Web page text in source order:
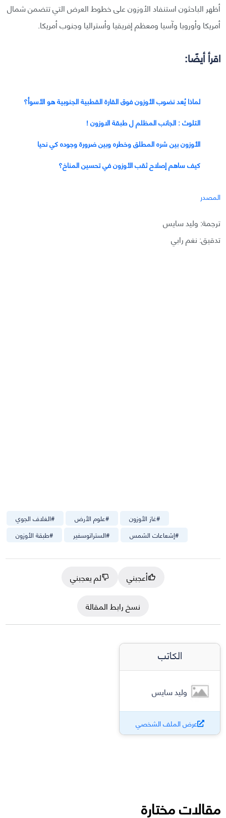
أظهر الباحثون استنفاد الأوزون على خطوط العرض التي تتضمن شمال
أمريكا وأوروبا وآسيا ومعظم إفريقيا وأستراليا وجنوب أمريكا.
اقرأ أيضًا:
لماذا يُعد نضوب الأوزون فوق القارة القطبية الجنوبية هو الأسوأ؟
التلوث : الجانب المظلم ل طبقة الاوزون !
الأوزون بين شره المطلق وخطره وبين ضرورة وجوده كي نحيا
كيف ساهم إصلاح ثقب الأوزون في تحسين المناخ؟
المصدر
ترجمة: وليد سايس
تدقيق: نغم رابي
#الغلاف الجوي #علوم الأرض #غاز الأوزون
#طبقة الأوزون #الستراتوسفير #إشعاعات الشمس
أعجبني
لم يعجبني
نسخ رابط المقالة
الكاتب
وليد سايس
عرض الملف الشخصي
مقالات مختارة